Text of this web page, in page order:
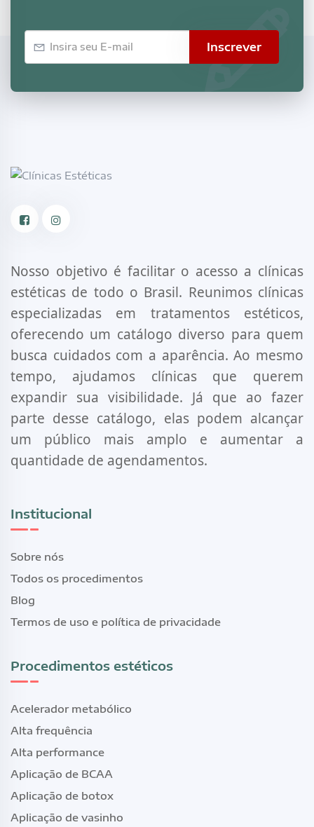
Inscrever
Nosso objetivo é facilitar o acesso a clínicas
estéticas de todo o Brasil. Reunimos clínicas
especializadas em tratamentos estéticos,
oferecendo um catálogo diverso para quem
busca cuidados com a aparência. Ao mesmo
tempo, ajudamos clínicas que querem
expandir sua visibilidade. Já que ao fazer
parte desse catálogo, elas podem alcançar
um público mais amplo e aumentar a
quantidade de agendamentos.
Institucional
Sobre nós
Todos os procedimentos
Blog
Termos de uso e política de privacidade
Procedimentos estéticos
Acelerador metabólico
Alta frequência
Alta performance
Aplicação de BCAA
Aplicação de botox
Aplicação de vasinho